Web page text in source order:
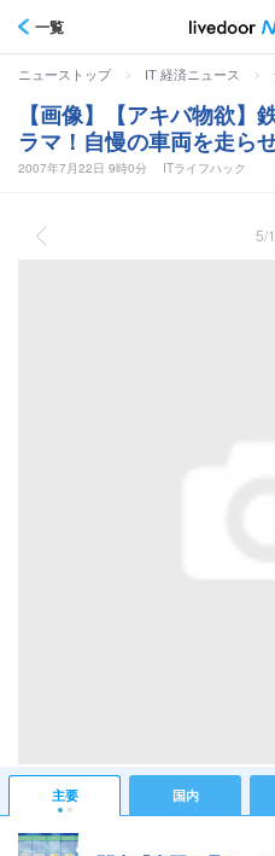
一覧
ニューストップ > IT 経済ニュース >
【画像】【アキバ物欲】
ラマ！自慢の車両を走ら
2007年7月22日 9時0分 ITライフハック
5/
主要 国内